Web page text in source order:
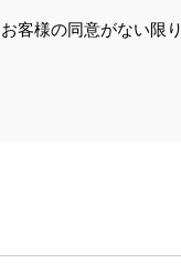
客様の同意がない限り